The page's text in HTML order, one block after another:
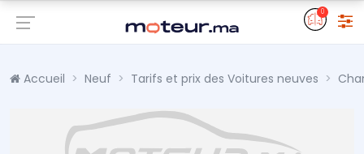
0
Accueil Neuf Tarifs et prix des Voitures neuves